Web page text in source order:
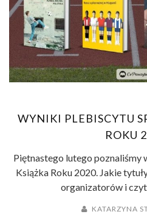
WYNIKI PLEBISCYTU
ROKU
Piętnastego lutego
Książka Roku 2020. Jakie
organizatorów i
KATARZYNA